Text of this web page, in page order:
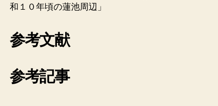
和１０年頃の蓮池周辺」
参考文献
参考記事